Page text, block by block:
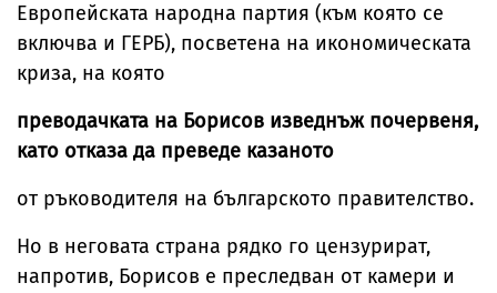
Европейската народна партия (към която се
включва и ГЕРБ), посветена на икономическата
криза, на която
преводачката на Борисов изведнъж почервеня,
като отказа да преведе казаното
от ръководителя на българското правителство.
Но в неговата страна рядко го цензурират,
напротив, Борисов е преследван от камери и